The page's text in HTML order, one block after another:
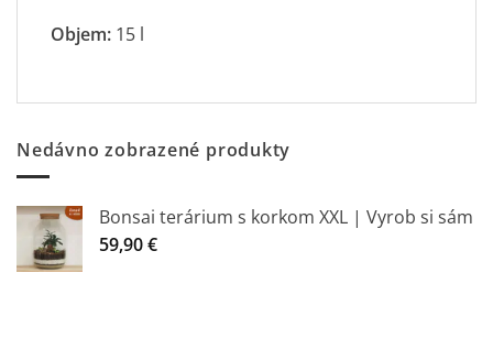
Objem: 15 l
Nedávno zobrazené produkty
Bonsai terárium s korkom XXL | Vyrob si sám
59,90€